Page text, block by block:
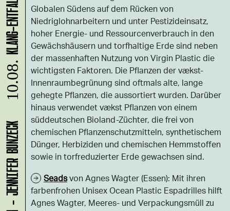
Globalen Südens auf dem Rücken von
Niedriglohnarbeitern und unter Pestizideinsatz,
hoher Energie- und Ressourcenverbrauch in den
Gewächshäusern und torfhaltige Erde sind neben
der massenhaften Nutzung von Virgin Plastic die
wichtigsten Faktoren. Die Pflanzen der vækst-
Innenraumbegrünung sind oftmals alte, lange
gehegte Pflanzen, die aussortiert wurden. Darüber
hinaus verwendet vækst Pflanzen von einem
süddeutschen Bioland-Züchter, die frei von
chemischen Pflanzenschutzmitteln, synthetischem
Dünger, Herbiziden und chemischen Hemmstoffen
sowie in torfreduzierter Erde gewachsen sind.
Seadsvon Agnes Wagter (Essen): Mit ihren
farbenfrohen Unisex Ocean Plastic Espadrilles hilft
Agnes Wagter, Meeres- und Verpackungsmüll zu
10.08.